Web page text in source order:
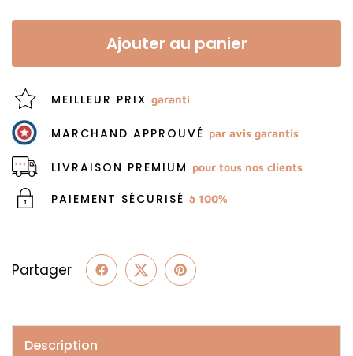
Ajouter au panier
MEILLEUR PRIX garanti
MARCHAND APPROUVÉ par avis garantis
LIVRAISON PREMIUM pour tous nos clients
PAIEMENT SÉCURISÉ à 100%
Partager
Description